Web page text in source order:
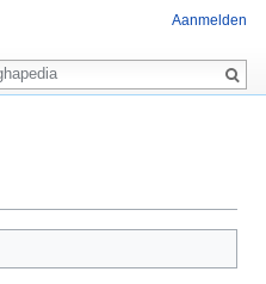
Aanmelden